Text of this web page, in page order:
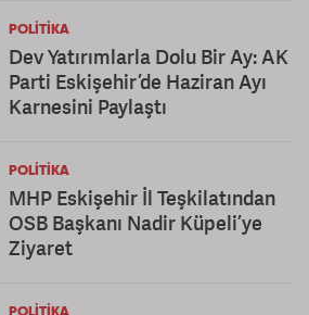
POLITIKA
Dev Yatırımlarla Dolu Bir Ay: AK
Parti Eskişehir’de Haziran Ayı
Karnesini Paylaştı
POLITIKA
MHP Eskişehir İl Teşkilatından
OSB Başkanı Nadir Küpeli’ye
Ziyaret